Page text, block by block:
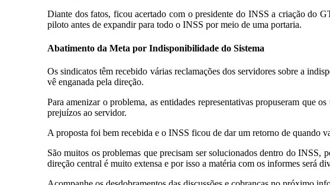
Diante dos fatos, ficou acertado com o presidente do INSS a criação do
piloto antes de expandir para todo o INSS por meio de uma portaria.
Abatimento da Meta por Indisponibilidade do Sistema
Os sindicatos têm recebido várias reclamações dos servidores sobre a
vê enganada pela direção.
Para amenizar o problema, as entidades representativas propuseram que
prejuízos ao servidor.
A proposta foi bem recebida e o INSS ficou de dar um retorno de quando
São muitos os problemas que precisam ser solucionados dentro do INSS,
direção central é muito extensa e por isso a matéria com os informes será